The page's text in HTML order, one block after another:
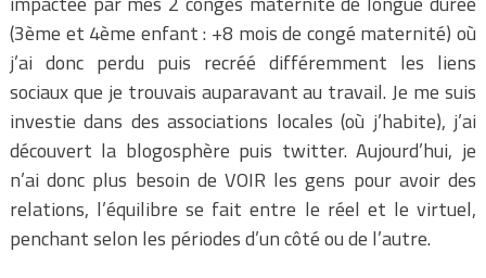
(3ème et 4ème enfant : +8 mois de congé maternité) où
j’ai donc perdu puis recréé différemment les liens
sociaux que je trouvais auparavant au travail. Je me suis
investie dans des associations locales (où j’habite), j’ai
découvert la blogosphère puis twitter. Aujourd’hui, je
n’ai donc plus besoin de VOIR les gens pour avoir des
relations, l’équilibre se fait entre le réel et le virtuel,
penchant selon les périodes d’un côté ou de l’autre.